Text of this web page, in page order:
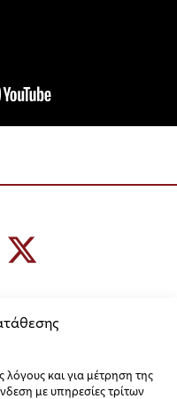
λόγους και για μέτρηση της
με υπηρεσίες τρίτων